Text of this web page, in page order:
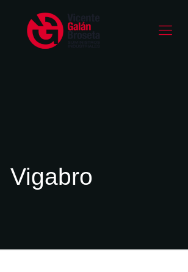
Vigabro